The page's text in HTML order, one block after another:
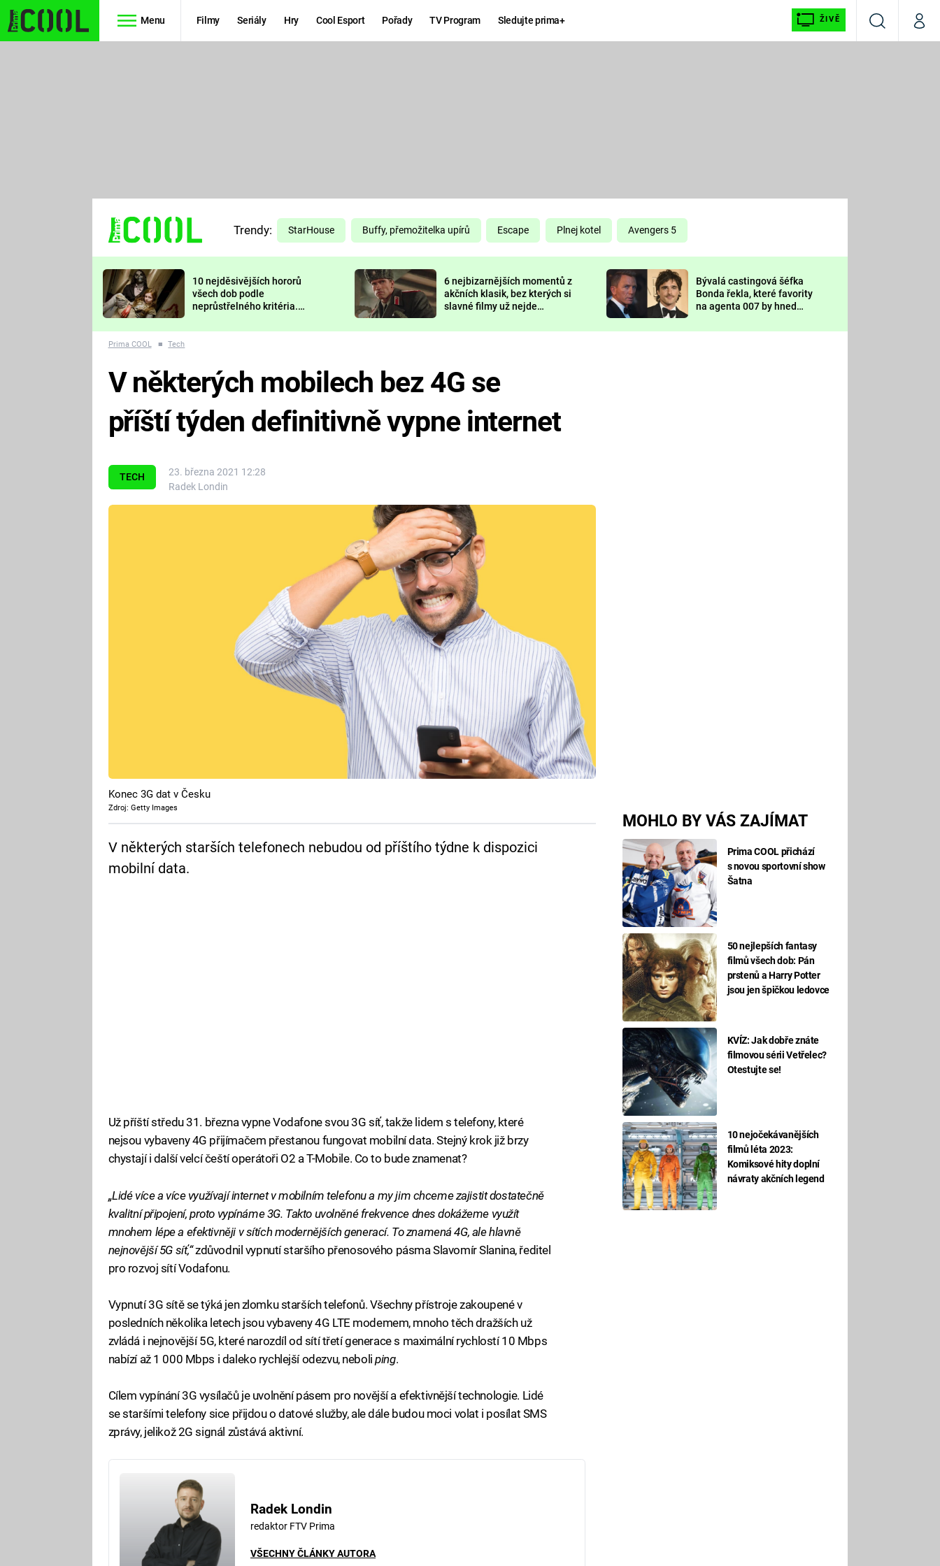
Menu Filmy Seriály Hry Cool Esport Pořady TV Program Sledujte prima+ ŽIVĚ
VyhledáváníMůj
TŘESKU
FUTURAMA
PREDÁTOR
DELIVERANCE
KOMEDIE
CHUCK
NORRIS
DEADPOOL
Prima LAJK
Sledujte nás
Trendy: StarHouse Buffy, přemožitelka upírů Escape Plnej kotel Avengers 5
10 nejděsivějších hororů
všech dob podle
neprůstřelného kritéria.
nejvíc zvednou tep?
6 nejbizarnějších momentů z
akčních klasik, bez kterých si
slavné filmy už nejde
Bývalá castingová šéfka
Bonda řekla, které favority
na agenta 007 by hned
Prima COOL ■ Tech
TECH
23. března 2021 12:28
Radek Londin
MOHLO BY VÁS ZAJÍMAT
Prima COOL přichází
s novou sportovní show
Šatna
50 nejlepších fantasy
filmů všech dob: Pán
prstenů a Harry Potter
jsou jen špičkou ledovce
KVÍZ: Jak dobře znáte
filmovou sérii Vetřelec?
Otestujte se!
10 nejočekávanějších
filmů léta 2023:
Komiksové hity doplní
návraty akčních legend
V některých mobilech bez 4G se
příští týden definitivně vypne internet
Konec 3G dat v Česku
Zdroj: Getty Images
V některých starších telefonech nebudou od příštího týdne k dispozici
mobilní data.
Už příští středu 31. března vypne Vodafone svou 3G síť, takže lidem s telefony, které
nejsou vybaveny 4G přijímačem přestanou fungovat mobilní data. Stejný krok již brzy
chystají i další velcí čeští operátoři O2 a T-Mobile. Co to bude znamenat?
„Lidé více a více využívají internet v mobilním telefonu a my jim chceme zajistit dostatečně
kvalitní připojení, proto vypínáme 3G. Takto uvolněné frekvence dnes dokážeme využít
mnohem lépe a efektivněji v sítích modernějších generací. To znamená 4G, ale hlavně
nejnovější 5G síť,“zdůvodnil vypnutí staršího přenosového pásma Slavomír Slanina, ředitel
pro rozvoj sítí Vodafonu.
Vypnutí 3G sítě se týká jen zlomku starších telefonů. Všechny přístroje zakoupené v
posledních několika letech jsou vybaveny 4G LTE modemem, mnoho těch dražších už
zvládá i nejnovější 5G, které narozdíl od sítí třetí generace s maximální rychlostí 10 Mbps
nabízí až 1 000 Mbps i daleko rychlejší odezvu, neboliping.
Cílem vypínání 3G vysílačů je uvolnění pásem pro novější a efektivnější technologie. Lidé
se staršími telefony sice přijdou o datové služby, ale dále budou moci volat i posílat SMS
zprávy, jelikož 2G signál zůstává aktivní.
Radek Londin
redaktor FTV Prima
VŠECHNY ČLÁNKY AUTORA